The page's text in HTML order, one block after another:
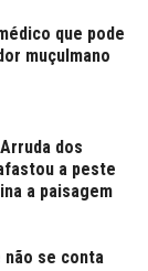
que pode
muçulmano
dos
a peste
a paisagem
não se conta